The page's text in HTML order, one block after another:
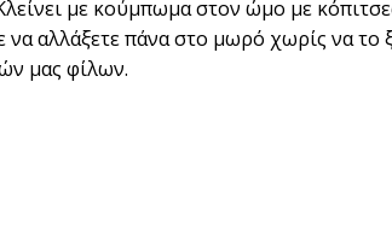
με κούμπωμα στον ώμο με
αλλάξετε πάνα στο μωρό χωρίς να το
μας φίλων.